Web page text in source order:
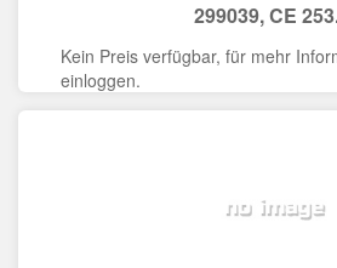
299039, CE
Kein Preis verfügbar, für mehr
einloggen.